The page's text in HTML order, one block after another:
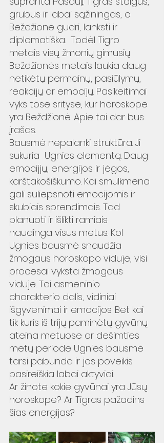
grubus ir labai sąžiningas, o
Beždžionė gudri, lanksti ir
diplomatiška.  Todėl Tigro
metais visų žmonių gimusių
Beždžionės metais laukia daug
netikėtų permainų, pasiūlymų,
reakcijų ar emocijų. Pasikeitimai
vyks tose srityse, kur horoskope
yra Beždžionė. Apie tai dar bus
įrašas.
Bausmė nepalanki struktūra. Ji
sukuria  Ugnies elementą. Daug
emocijjų, energijos ir jėgos,
karštakošiškumo. Kai smulkmena
gali suliepsnoti emocijomis ir
skubiais sprendimais. Tad
planuoti ir išlikti ramiais
naudinga visus metus. Kol
Ugnies bausmė snaudžia
žmogaus horoskopo viduje, visi
procesai vyksta žmogaus
viduje. Tai asmeninio
charakterio dalis, vidiniai
išgyvenimai ir emocijos. Bet kai
tik kuris iš trijų paminėtų gyvūnų
ateina metuose ar dešimties
metų periode Ugnies bausmė
tarsi pabunda ir jos poveikis
pasireiškia labai aktyviai.
Ar žinote kokie gyvūnai yra Jūsų
horoskope? Ar Tigras pažadins
šias energijas?